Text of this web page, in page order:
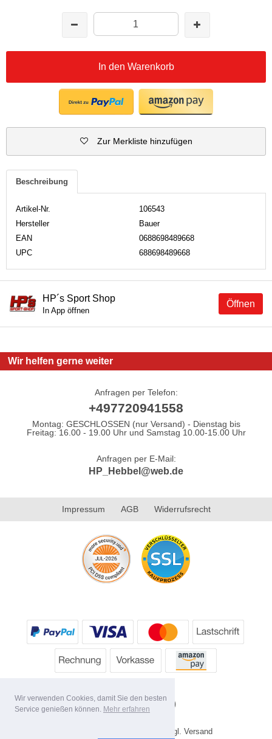
Wir verwenden Cookies, damit Sie den besten
Service genießen können. Mehr erfahren
In den Warenkorb
Zur Merkliste hinzufügen
Beschreibung
Artikel-Nr.
106543
Hersteller
Bauer
EAN
0688698489668
UPC
688698489668
Öffnen
HP´s Sport Shop
In App öffnen
Wir helfen gerne weiter
Anfragen per Telefon:
+497720941558
Montag: GESCHLOSSEN (nur Versand) - Dienstag bis
Freitag: 16.00 - 19.00 Uhr und Samstag 10.00-15.00 Uhr
Anfragen per E-Mail:
HP_Hebbel@web.de
Impressum AGB Widerrufsrecht
* Alle Preise inkl. MwSt. evtl. zzgl. Versand